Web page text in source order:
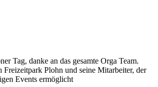
Tag, danke an das gesamte Orga Team.
Freizeitpark Plohn und seine Mitarbeiter, der
Events ermöglicht